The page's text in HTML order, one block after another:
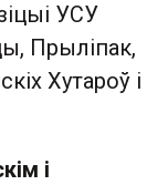
УСУ
Прыліпак,
Хутароў і
і